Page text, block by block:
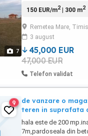
7
Remetea Mare în
150 EUR/m2| 300 m2
Remetea Mare, Timis
3 august
45,000 EUR
47,000 EUR
Telefon validat
9
de vanzare o
teren in suprafata
hala este de 200
7m,pardoseala din